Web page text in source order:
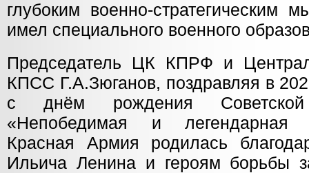
глубоким военно-стратегическим
имел специального военного
Председатель ЦК КПРФ и
КПСС Г.А.Зюганов, поздравляя в
с днём рождения
«Непобедимая и легендарная
Красная Армия родилась
Ильича Ленина и героям борьбы